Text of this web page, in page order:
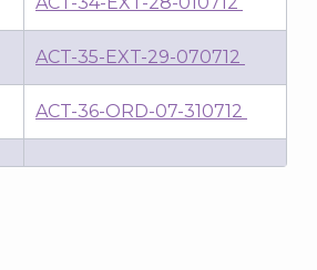
ACT-35-EXT-29-070712
ACT-36-ORD-07-310712